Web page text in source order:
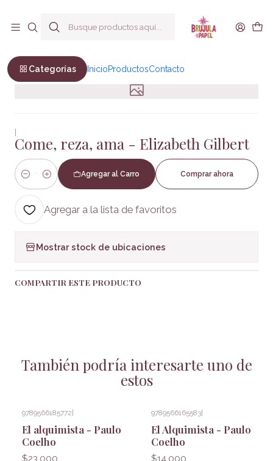
Categorías InicioProductosContacto
Novela Romántica
|
Come, reza, ama - Elizabeth Gilbert
Cantidad
Agregar al Carro Comprar ahora
Agregar a la lista de favoritos
Mostrar stock de ubicaciones
COMPARTIR ESTE PRODUCTO
También podría interesarte uno de
estos
9789566185772
El alquimista - Paulo
Coelho
$23.000
9789566165583
El Alquimista - Paulo
Coelho
$14.000